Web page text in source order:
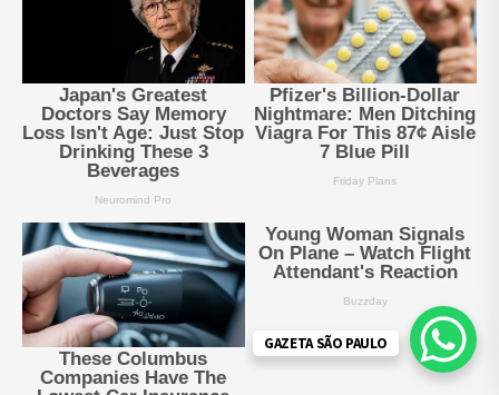
GAZETA SÃO PAULO